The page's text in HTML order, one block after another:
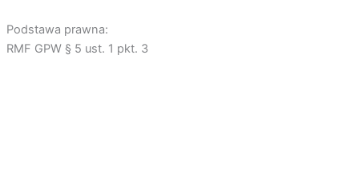
Podstawa prawna:
RMF GPW § 5 ust. 1 pkt. 3